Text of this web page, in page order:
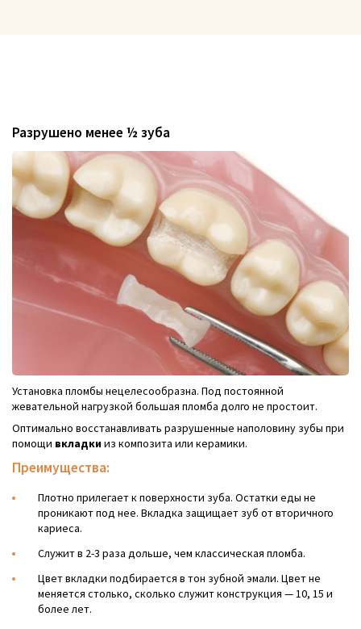
Разрушено менее ½ зуба
Установка пломбы нецелесообразна. Под постоянной
жевательной нагрузкой большая пломба долго не простоит.
Оптимально восстанавливать разрушенные наполовину зубы при
помощи вкладкииз композита или керамики.
Преимущества:
Плотно прилегает к поверхности зуба. Остатки еды не
проникают под нее. Вкладка защищает зуб от вторичного
кариеса.
Служит в 2-3 раза дольше, чем классическая пломба.
Цвет вкладки подбирается в тон зубной эмали. Цвет не
меняется столько, сколько служит конструкция — 10, 15 и
более лет.